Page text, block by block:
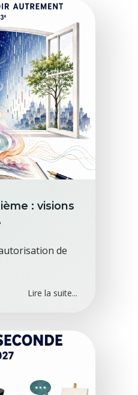
: visions
de
Lire la suite...